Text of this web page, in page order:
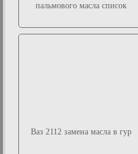
пальмового масла список
Ваз 2112 замена масла в гур